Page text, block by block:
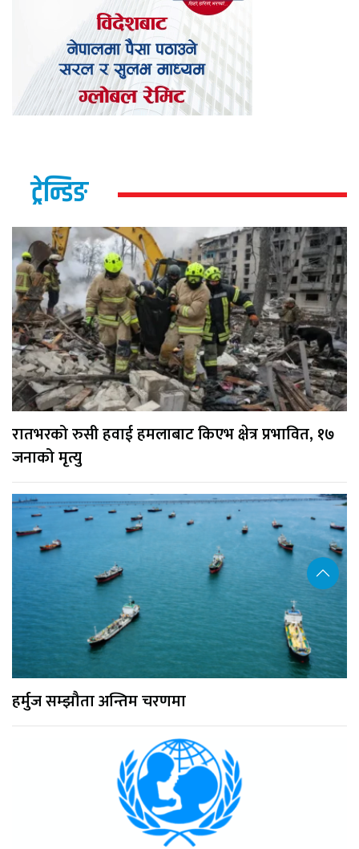
ट्रेन्डिङ
रातभरको रुसी हवाई हमलाबाट किएभ क्षेत्र प्रभावित, १७
जनाको मृत्यु
हर्मुज सम्झौता अन्तिम चरणमा